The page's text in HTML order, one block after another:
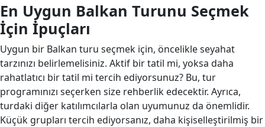
En Uygun Balkan Turunu Seçmek
İçin İpuçları
Uygun bir Balkan turu seçmek için, öncelikle seyahat
tarzınızı belirlemelisiniz. Aktif bir tatil mi, yoksa daha
rahatlatıcı bir tatil mi tercih ediyorsunuz? Bu, tur
programınızı seçerken size rehberlik edecektir. Ayrıca,
turdaki diğer katılımcılarla olan uyumunuz da önemlidir.
Küçük grupları tercih ediyorsanız, daha kişiselleştirilmiş bir